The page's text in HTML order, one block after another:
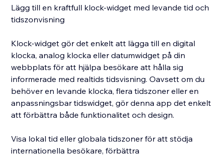
Lägg till en kraftfull klock-widget med levande tid och
tidszonvisning
Klock-widget gör det enkelt att lägga till en digital
klocka, analog klocka eller datumwidget på din
webbplats för att hjälpa besökare att hålla sig
informerade med realtids tidsvisning. Oavsett om du
behöver en levande klocka, flera tidszoner eller en
anpassningsbar tidswidget, gör denna app det enkelt
att förbättra både funktionalitet och design.
Visa lokal tid eller globala tidszoner för att stödja
internationella besökare, förbättra